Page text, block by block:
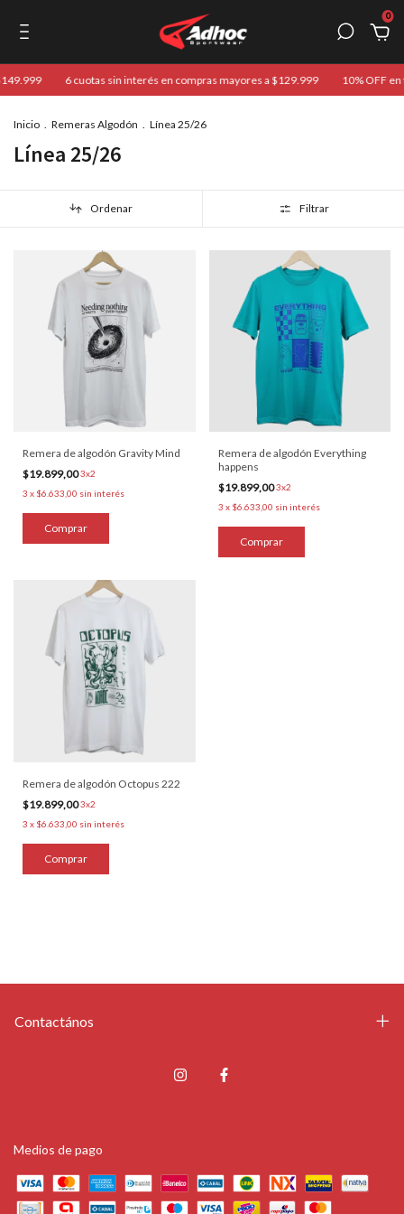
0
6 cuotas sin interés en compras mayores a $129.999 10% OFF
Inicio . Remeras Algodón . Línea 25/26
Línea 25/26
Ordenar Filtrar
Remera de algodón Gravity Mind
$19.899,003x2
3 x $6.633,00 sin interés
Comprar
Remera de algodón Everything
happens
$19.899,003x2
3 x $6.633,00 sin interés
Comprar
Remera de algodón Octopus 222
$19.899,003x2
3 x $6.633,00 sin interés
Comprar
Contactános
Medios de pago